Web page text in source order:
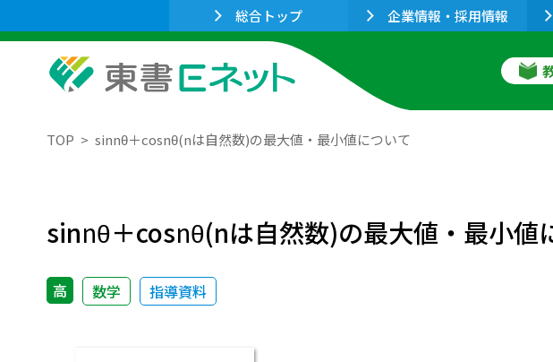
総合トップ 企業情報・採用情報
TOP sinnθ＋cosnθ(nは自然数)の最大値・最小値について
sinnθ＋cosnθ(nは自然数)の最大値・最小値
高 数学 指導資料